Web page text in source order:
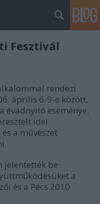
Fesztivál
rendezi
április 6-9-e között,
évadnyitó eseménye.
idei
a mûvészet
jelentették be
a
és a Pécs 2010